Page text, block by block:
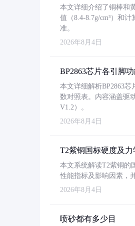
本文详细介绍了铜棒和
值（8.4-8.7g/cm³）和
准。
2026年8月4日
BP2863芯片各引脚
本文详细解析BP2863
数对照表。内容涵盖驱
V1.2）。
2026年8月4日
T2紫铜国标硬度及
本文系统解读T2紫铜的
性能指标及影响因素，
2026年8月4日
喷砂都有多少目